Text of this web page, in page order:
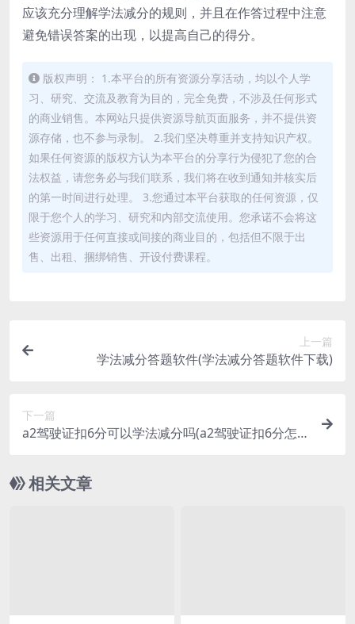
应该充分理解学法减分的规则，并且在作答过程中注意
避免错误答案的出现，以提高自己的得分。
版权声明： 1.本平台的所有资源分享活动，均以个人学
习、研究、交流及教育为目的，完全免费，不涉及任何形式
的商业销售。本网站只提供资源导航页面服务，并不提供资
源存储，也不参与录制。 2.我们坚决尊重并支持知识产权。
如果任何资源的版权方认为本平台的分享行为侵犯了您的合
法权益，请您务必与我们联系，我们将在收到通知并核实后
的第一时间进行处理。 3.您通过本平台获取的任何资源，仅
限于您个人的学习、研究和内部交流使用。您承诺不会将这
些资源用于任何直接或间接的商业目的，包括但不限于出
售、出租、捆绑销售、开设付费课程。
上一篇
学法减分答题软件(学法减分答题软件下载)
下一篇
a2驾驶证扣6分可以学法减分吗(a2驾驶证扣6分怎
相关文章